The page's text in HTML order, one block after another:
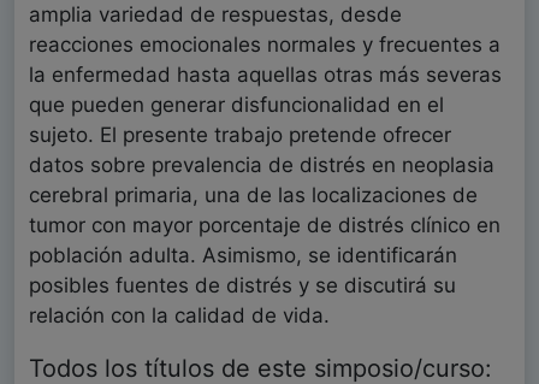
amplia variedad de respuestas, desde
reacciones emocionales normales y frecuentes a
la enfermedad hasta aquellas otras más severas
que pueden generar disfuncionalidad en el
sujeto. El presente trabajo pretende ofrecer
datos sobre prevalencia de distrés en neoplasia
cerebral primaria, una de las localizaciones de
tumor con mayor porcentaje de distrés clínico en
población adulta. Asimismo, se identificarán
posibles fuentes de distrés y se discutirá su
relación con la calidad de vida.
Todos los títulos de este simposio/curso: